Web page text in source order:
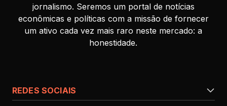
jornalismo. Seremos um portal de notícias
econômicas e políticas com a missão de fornecer
um ativo cada vez mais raro neste mercado: a
honestidade.
REDES SOCIAIS